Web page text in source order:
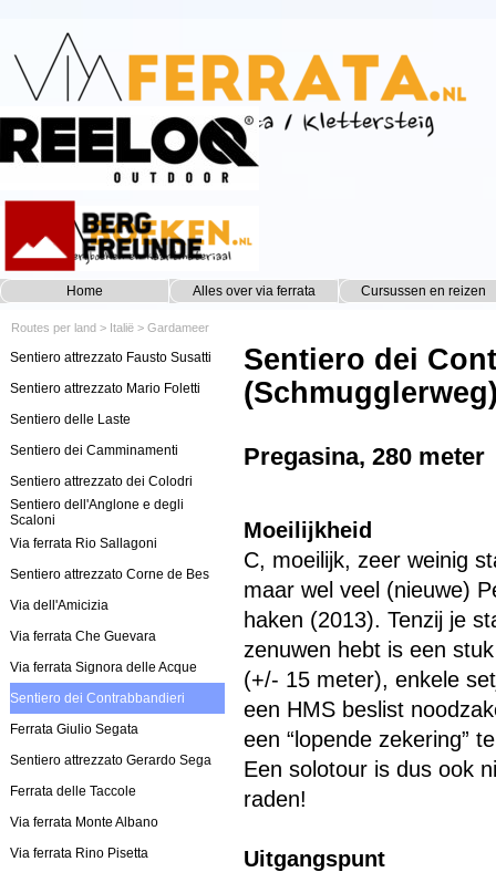
Home Alles over via ferrata ▼
Cursussen en reizen
Routes per land > Italië >Gardameer
Sentiero attrezzato Fausto Susatti
Sentiero attrezzato Mario Foletti
Sentiero delle Laste
Sentiero dei Camminamenti
Sentiero attrezzato dei Colodri
Sentiero dell'Anglone e degli
Scaloni
Via ferrata Rio Sallagoni
Sentiero attrezzato Corne de Bes
Via dell'Amicizia
Via ferrata Che Guevara
Via ferrata Signora delle Acque
Sentiero dei Contrabbandieri
Ferrata Giulio Segata
Sentiero attrezzato Gerardo Sega
Ferrata delle Taccole
Via ferrata Monte Albano
Via ferrata Rino Pisetta
Sentiero dei
Pregasina, 280 meter
Moeilijkheid
C, moeilijk, zeer weinig
maar wel veel (nieuwe)
haken (2013). Tenzij je
zenuwen hebt is een
(+/- 15 meter), enkele
een HMS beslist
een “lopende zekering”
Een solotour is dus ook
raden!
Uitgangspunt